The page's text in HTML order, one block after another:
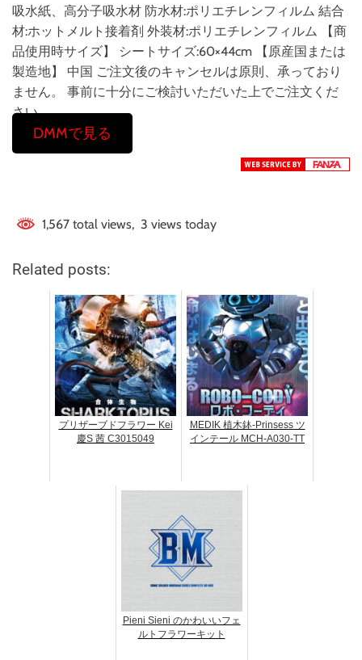
吸水紙、高分子吸水材 防水材:ポリエチレンフィルム 結合
材:ホットメルト接着剤 外装材:ポリエチレンフィルム 【商
品使用時サイズ】 シートサイズ:60×44cm 【原産国または
製造地】 中国 ご注文後のキャンセルは原則、承っており
ません。 事前に十分にご検討いただいた上でご注文くだ
さい。
DMMで見る
1,567 total views, 3 views today
Related posts:
プリザーブドフラワー Kei
慶S 茜 C3015049
MEDIK 植木鉢-Prinsess ツ
インテール MCH-A030-TT
Pieni Sieni のかわいいフェ
ルトフラワーキット